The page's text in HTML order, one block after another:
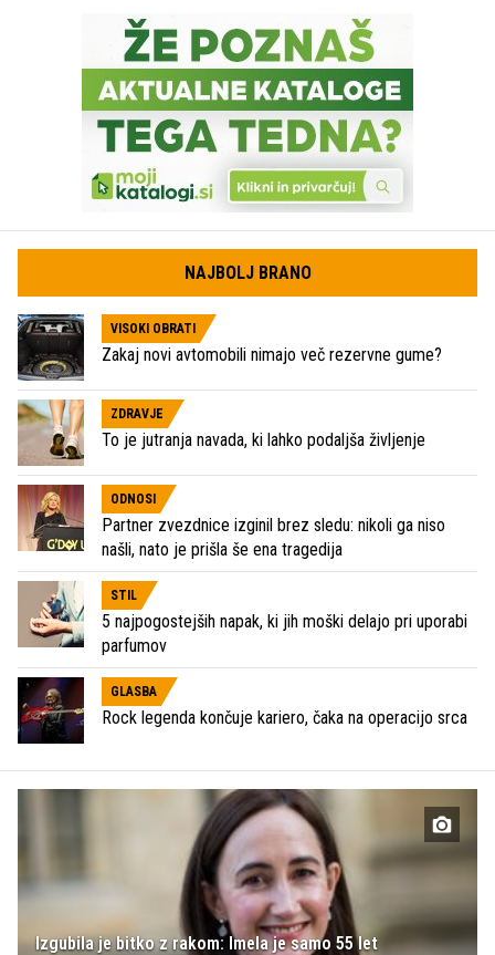
NAJBOLJ BRANO
VISOKI OBRATI
Zakaj novi avtomobili nimajo več rezervne gume?
ZDRAVJE
To je jutranja navada, ki lahko podaljša življenje
ODNOSI
Partner zvezdnice izginil brez sledu: nikoli ga niso
našli, nato je prišla še ena tragedija
STIL
5 najpogostejših napak, ki jih moški delajo pri uporabi
parfumov
GLASBA
Rock legenda končuje kariero, čaka na operacijo srca
Izgubila je bitko z rakom: Imela je samo 55 let